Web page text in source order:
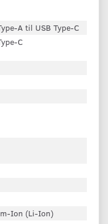
A til USB Type-C
C
Ion (Li-Ion)